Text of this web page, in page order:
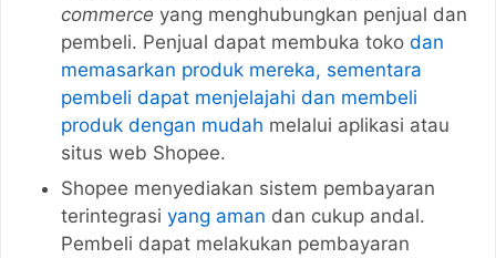
commerce yang menghubungkan penjual dan
pembeli. Penjual dapat membuka toko dan
memasarkan produk mereka, sementara
pembeli dapat menjelajahi dan membeli
produk dengan mudah melalui aplikasi atau
situs web Shopee.
Shopee menyediakan sistem pembayaran
terintegrasi yang aman dan cukup andal.
Pembeli dapat melakukan pembayaran